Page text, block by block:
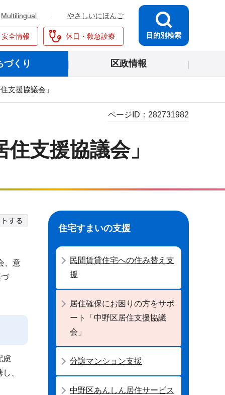
Multilingual やさしいにほんご
全情報 休日・救急診療 目的別検索
づくり 区政情報
支援協議会」
支援協議会」
ページID： 282731982
、意
慮
、
住宅すまいの支援
民間賃貸住宅への住み替え支
援
居住確保にお困りの方をサポ
ート「中野区居住支援協議
会」
分譲マンション支援
中野区あんしん居住サービス